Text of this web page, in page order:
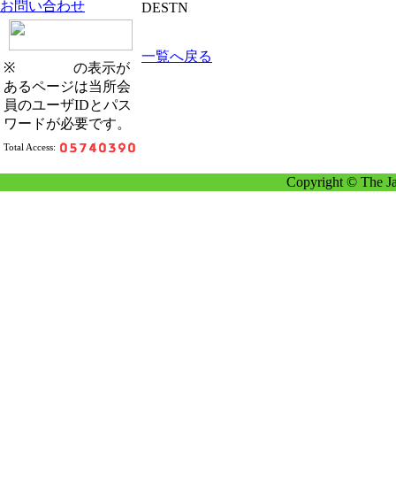
お問い合わせ
※
の表示が
あるページは当所会
員のユーザIDとパス
ワードが必要です。
Total Access:
DESTN
一覧へ戻る
Copyright © The